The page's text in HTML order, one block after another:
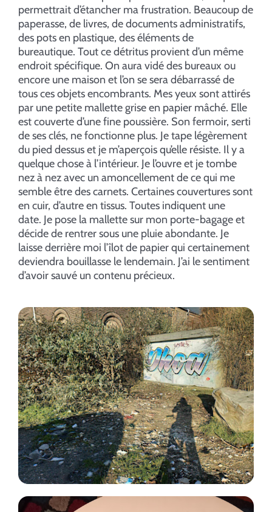
permettrait d’étancher ma frustration. Beaucoup de
paperasse, de livres, de documents administratifs,
des pots en plastique, des éléments de
bureautique. Tout ce détritus provient d’un même
endroit spécifique. On aura vidé des bureaux ou
encore une maison et l’on se sera débarrassé de
tous ces objets encombrants. Mes yeux sont attirés
par une petite mallette grise en papier mâché. Elle
est couverte d’une fine poussière. Son fermoir, serti
de ses clés, ne fonctionne plus. Je tape légèrement
du pied dessus et je m’aperçois qu’elle résiste. Il y a
quelque chose à l’intérieur. Je l’ouvre et je tombe
nez à nez avec un amoncellement de ce qui me
semble être des carnets. Certaines couvertures sont
en cuir, d’autre en tissus. Toutes indiquent une
date. Je pose la mallette sur mon porte-bagage et
décide de rentrer sous une pluie abondante. Je
laisse derrière moi l’îlot de papier qui certainement
deviendra bouillasse le lendemain. J’ai le sentiment
d’avoir sauvé un contenu précieux.